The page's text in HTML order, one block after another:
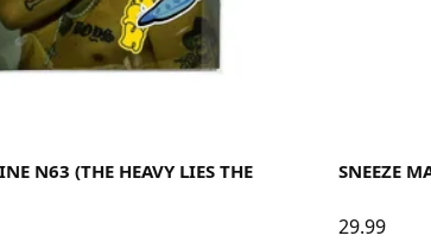
N63 (THE HEAVY LIES THE
SNEEZE
29.99